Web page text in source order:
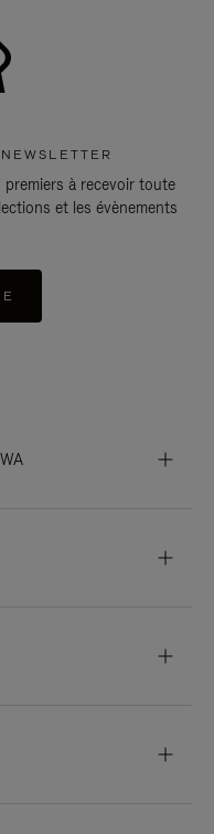
à recevoir toute
et les évènements